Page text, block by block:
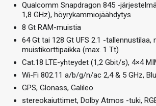
Qualcomm Snapdragon 845 -
1,8 GHz), höyrykammiojäähdytys
8 Gt RAM-muistia
64 Gt tai 128 Gt UFS 2.1 -tallennustilaa,
muistikorttipaikka (max. 1 Tt)
Cat.18 LTE-yhteydet (1,2 Gbit/s), 4×4
Wi-Fi 802.11 a/b/g/n/ac 2,4 & 5 GHz,
GPS, Glonass, Galileo
stereokaiuttimet, Dolby Atmos -tuki,